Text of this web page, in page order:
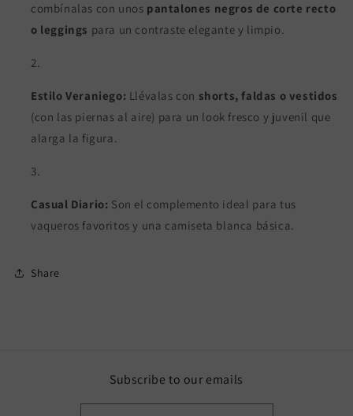
combínalas con unos pantalones negros de corte recto
o leggings para un contraste elegante y limpio.
Estilo Veraniego: Llévalas con shorts, faldas o vestidos
(con las piernas al aire) para un look fresco y juvenil que
alarga la figura.
Casual Diario: Son el complemento ideal para tus
vaqueros favoritos y una camiseta blanca básica.
Share
Subscribe to our emails